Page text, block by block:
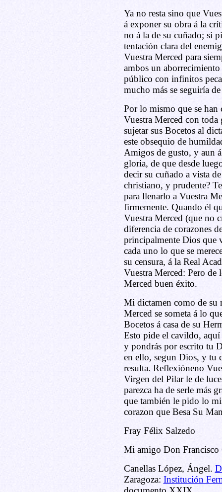
Ya no resta sino que
á exponer su obra á la
no á la de su cuñado; si
tentación clara del
Vuestra Merced para
ambos un
público con infinitos
mucho más se seguiría
Por lo mismo que se han
Vuestra Merced con toda
sujetar sus Bocetos al
este obsequio de
Amigos de gusto, y aun
gloria, de que desde
decir su cuñado a vista
christiano, y prudente?
para llenarlo a Vuestra
firmemente. Quando él
Vuestra Merced (que no
diferencia de corazones
principalmente Dios que
cada uno lo que se
su censura, á la Real
Vuestra Merced: Pero de
Merced buen éxito.
Mi dictamen como de su
Merced se someta á lo
Bocetos á casa de su
Esto pide el cavildo, aquí
y pondrás por escrito tu
en ello, segun Dios, y tu
resulta. Reflexióneno
Virgen del Pilar le de
parezca ha de serle más
que también le pido lo
corazon que Besa Su
Fray Félix Salzedo
Mi amigo Don Francisco
Canellas López, Ángel.
Zaragoza: Institución